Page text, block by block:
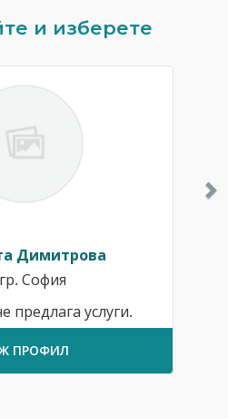
и изберете
Димитрова
София
предлага услуги.
ПРОФИЛ